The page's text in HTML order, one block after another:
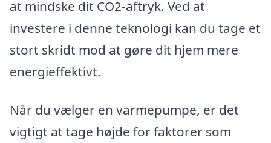
at mindske dit CO2-aftryk. Ved at
investere i denne teknologi kan du tage et
stort skridt mod at gøre dit hjem mere
energieffektivt.
Når du vælger en varmepumpe, er det
vigtigt at tage højde for faktorer som